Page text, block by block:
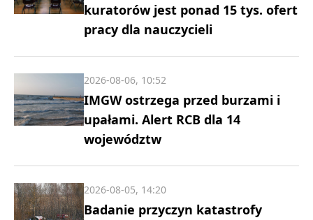
kuratorów jest ponad 15 tys. ofert
pracy dla nauczycieli
IMGW ostrzega przed burzami i
upałami. Alert RCB dla 14
województw
2026-08-06, 10:52
Badanie przyczyn katastrofy
2026-08-05, 14:20